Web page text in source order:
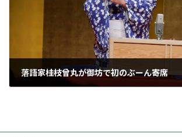
落語家桂枝曾丸が御坊で初のぶーん寄席